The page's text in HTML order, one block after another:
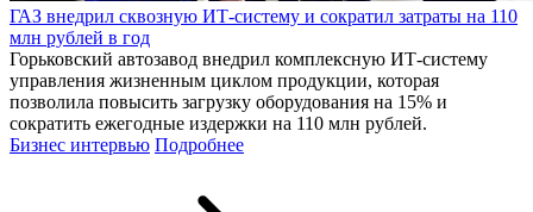
ГАЗ внедрил сквозную ИТ-систему и сократил затраты на 110
млн рублей в год
Горьковский автозавод внедрил комплексную ИТ-систему
управления жизненным циклом продукции, которая
позволила повысить загрузку оборудования на 15% и
сократить ежегодные издержки на 110 млн рублей.
Бизнес интервью Подробнее